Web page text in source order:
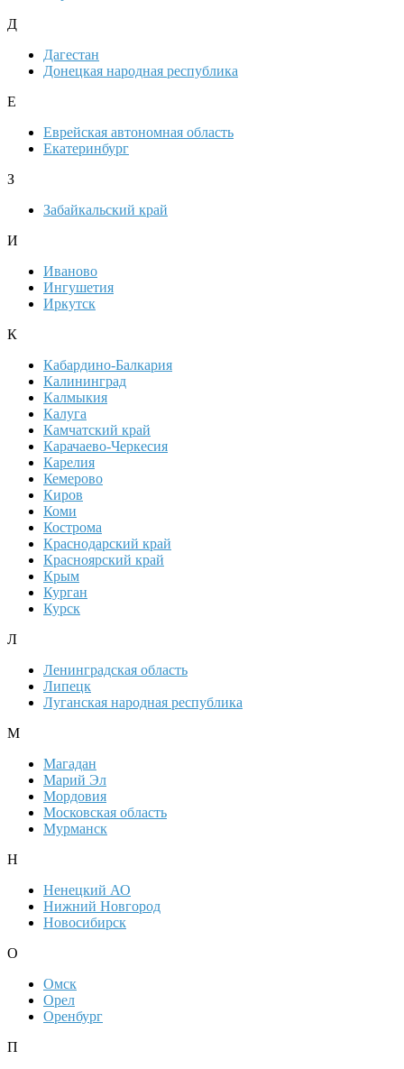
Д
Дагестан
Донецкая народная республика
Е
Еврейская автономная область
Екатеринбург
З
Забайкальский край
И
Иваново
Ингушетия
Иркутск
К
Кабардино-Балкария
Калининград
Калмыкия
Калуга
Камчатский край
Карачаево-Черкесия
Карелия
Кемерово
Киров
Коми
Кострома
Краснодарский край
Красноярский край
Крым
Курган
Курск
Л
Ленинградская область
Липецк
Луганская народная республика
М
Магадан
Марий Эл
Мордовия
Московская область
Мурманск
Н
Ненецкий АО
Нижний Новгород
Новосибирск
О
Омск
Орел
Оренбург
П